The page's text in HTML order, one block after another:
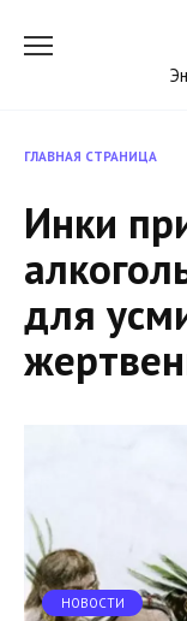
ГЛАВНАЯ СТРАНИЦА
Инки
для
НОВОСТИ